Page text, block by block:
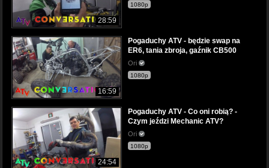
28:59
1080p
16:59
Pogaduchy ATV - będzie swap na
ER6, tania zbroja, gaźnik CB500
Ori
1080p
24:54
Pogaduchy ATV - Co oni robią? -
Czym jeździ Mechanic ATV?
Ori
1080p